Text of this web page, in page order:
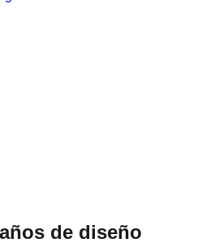
de diseño